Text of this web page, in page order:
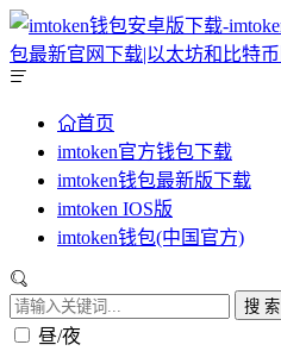
首页
imtoken官方钱包下载
imtoken钱包最新版下载
imtoken IOS版
imtoken钱包(中国官方)
搜 索
昼/夜